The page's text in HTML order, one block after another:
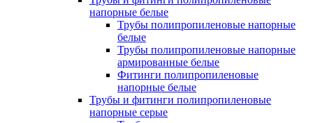
напорные белые
Трубы полипропиленовые напорные
белые
Трубы полипропиленовые напорные
армированные белые
Фитинги полипропиленовые
напорные белые
Трубы и фитинги полипропиленовые
напорные серые